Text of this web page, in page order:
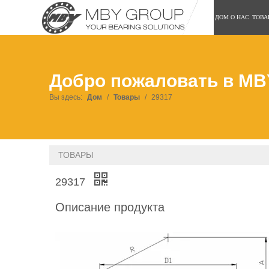
ДОМ О НАС
Добро пожаловать в
Вы здесь: Дом / Товары / 29317
ТОВАРЫ
29317
Описание продукта